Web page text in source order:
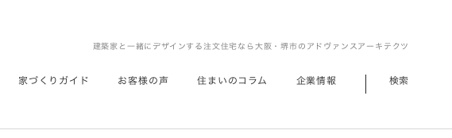
建築家と一緒にデザインする注文住宅なら大阪・堺市のアドヴァンスアーキテクツ
家づくりガイド お客様の声 住まいのコラム 企業情報 検索